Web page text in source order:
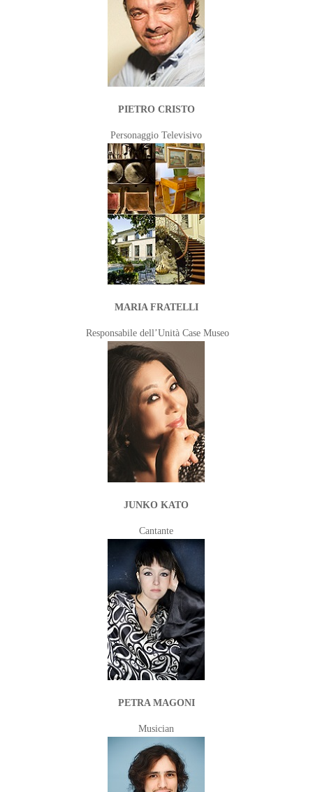
PIETRO CRISTO
Personaggio Televisivo
MARIA FRATELLI
Responsabile dell’Unità Case Museo
JUNKO KATO
Cantante
PETRA MAGONI
Musician